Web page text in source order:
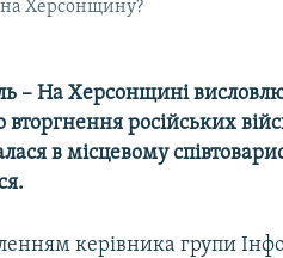
на Херсонщину?
– На Херсонщині
вторгнення російських
в місцевому
керівника групи